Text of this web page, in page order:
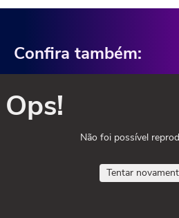
Confira também:
Ops!
Não foi possível
Tentar